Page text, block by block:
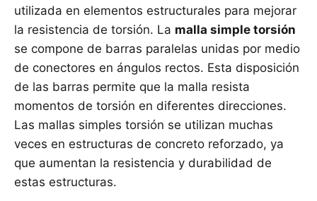
utilizada en elementos estructurales para mejorar
la resistencia de torsión. La malla simple torsión
se compone de barras paralelas unidas por medio
de conectores en ángulos rectos. Esta disposición
de las barras permite que la malla resista
momentos de torsión en diferentes direcciones.
Las mallas simples torsión se utilizan muchas
veces en estructuras de concreto reforzado, ya
que aumentan la resistencia y durabilidad de
estas estructuras.